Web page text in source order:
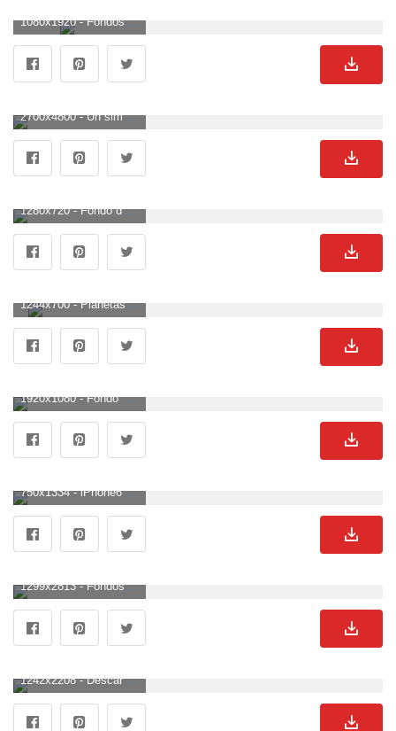
1080x1920 - Fondos simples iPhone 7plus HD - Álbum en Imgur. Fondo para móvil sencillos.
2700x4800 - Un simple fondo de pantalla del teléfono que hice. ¡Disfrutar! : Guerra de las Galaxias. Imágen sencillos.
1280x720 - Fondo de pantalla simple HD - Fondo de escritorio simple HD (# 120953) - HD. Fondo de pantalla HD 720p sencillos.
1244x700 - Planetas minimalistas razas divertidas fondo de pantalla simple. Wallpaper para escritorio sencillos.
1920x1080 - Fondo de pantalla HD simple | 1920x1080 | ID: 48885 - WallpaperVortex.com. Fondo de pantalla HD 1080p sencillos.
750x1334 - iPhone6papers.com | iPhone 6 fondo de pantalla | vy14-simple-dark-pattern. Imágen sencillos.
1299x2813 - Fondos de pantalla minimalistas simples: los mejores fondos de teléfono sin distracciones. Fondo para móvil sencillos.
1242x2208 - Descargar Cute Simple Wallpapers (40+) - Fondo de pantalla gratuito para tu pantalla.. Imágen sencillos.